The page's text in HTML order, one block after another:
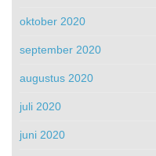
oktober 2020
september 2020
augustus 2020
juli 2020
juni 2020